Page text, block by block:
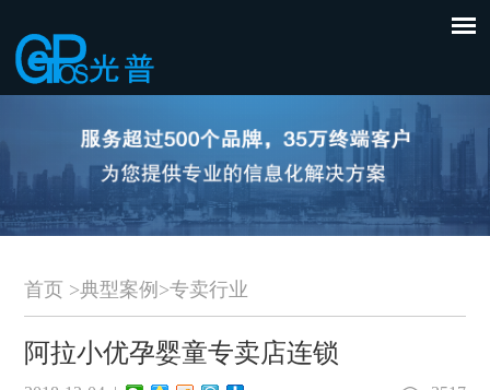
首页 >典型案例 >专卖行业
阿拉小优孕婴童专卖店连锁